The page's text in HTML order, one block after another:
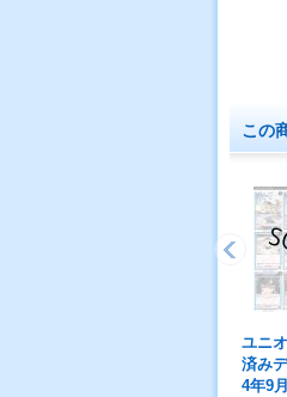
この
ユニ
済み
4年9